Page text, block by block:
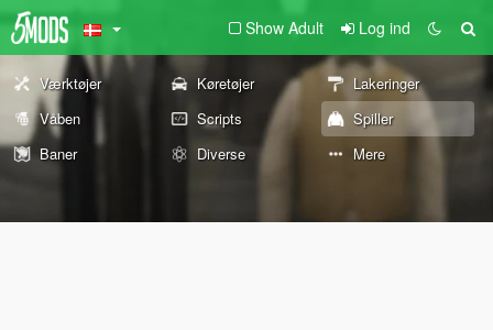
Show Adult Log ind
Værktøjer Køretøjer
Lakeringer
Våben
Scripts
Spiller
Baner
Diverse Mere